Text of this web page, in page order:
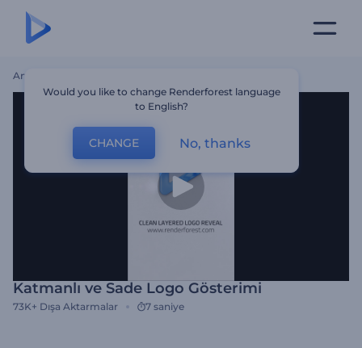
Ana Sayfa
Katmanlı ve Sade Logo Gösterimi
73K+ Dışa Aktarmalar 7 saniye
Would you like to change Renderforest language
to English?
CHANGE No, thanks